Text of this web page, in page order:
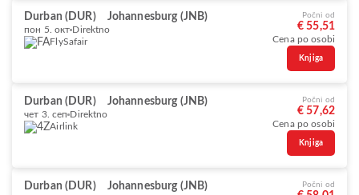
Durban (DUR) Johannesburg (JNB)
пон 5. окт Direktno
FlySafair
Počni od
€ 55,51
Cena po osobi
Knjiga
Durban (DUR) Johannesburg (JNB)
чет 3. сеп Direktno
Airlink
Počni od
€ 57,62
Cena po osobi
Knjiga
Durban (DUR) Johannesburg (JNB) Počni od